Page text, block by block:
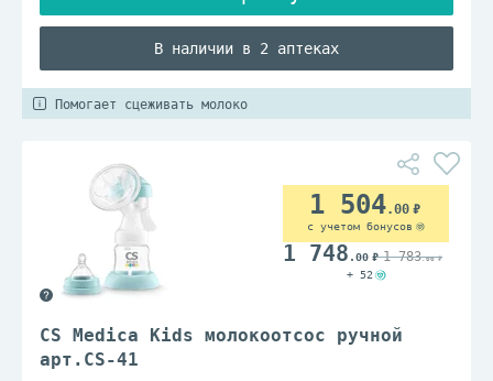
В наличии в 2 аптеках
Помогает сцеживать молоко
CS Medica Kids молокоотсос ручной
арт.CS-41
1 504.00
с учетом бонусов
1 748 .00 1 783.00
+ 52